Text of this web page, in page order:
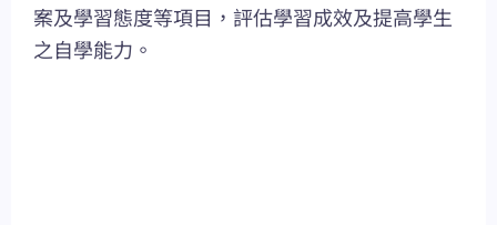
案及學習態度等項目，評估學習成效及提高學生
之自學能力。